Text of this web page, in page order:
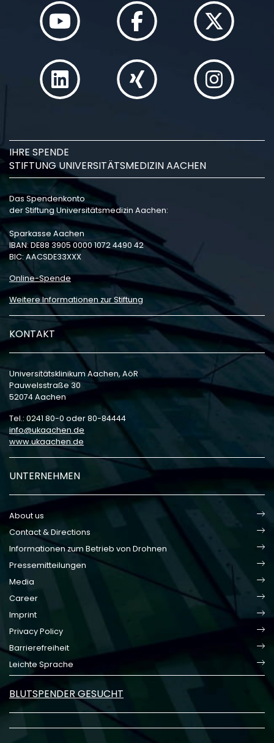
IHRE SPENDE
STIFTUNG UNIVERSITÄTSMEDIZIN AACHEN
Das Spendenkonto
der Stiftung Universitätsmedizin Aachen:
Sparkasse Aachen
IBAN: DE88 3905 0000 1072 4490 42
BIC: AACSDE33XXX
Online-Spende
Weitere Informationen zur Stiftung
KONTAKT
Universitätsklinikum Aachen, AöR
Pauwelsstraße 30
52074 Aachen
Tel.: 0241 80-0 oder 80-84444
info
ukaachen de
www.ukaachen.de
UNTERNEHMEN
About us
Contact & Directions
Informationen zum Betrieb von Drohnen
Pressemitteilungen
Media
Career
Imprint
Privacy Policy
Barrierefreiheit
Leichte Sprache
BLUTSPENDER GESUCHT